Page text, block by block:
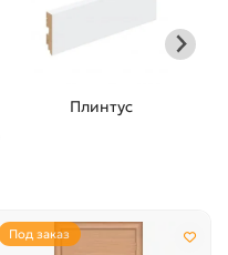
Входные двери
Под заказ